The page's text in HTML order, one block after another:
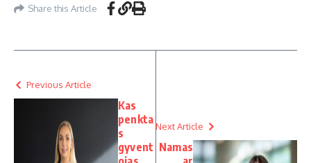
Share this Article
Previous Article
Kas
penkta
s
gyvent
Next Article
Namas